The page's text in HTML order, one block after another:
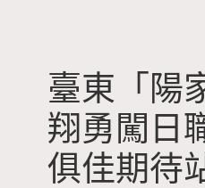
臺東「陽
翔勇闖日
俱佳期待